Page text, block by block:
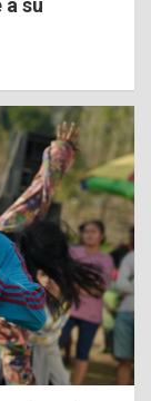
su